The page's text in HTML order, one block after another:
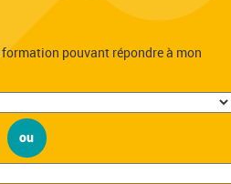
pouvant répondre à mon
ou